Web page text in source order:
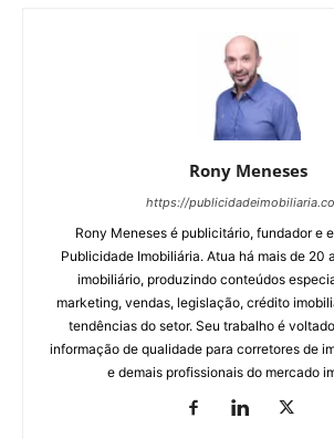
Rony Meneses
https://
Rony Meneses é publicitário, fundador e
Publicidade Imobiliária. Atua há mais de 20
imobiliário, produzindo conteúdos
marketing, vendas, legislação, crédito
tendências do setor. Seu trabalho é
informação de qualidade para corretores de
e demais profissionais do mercado